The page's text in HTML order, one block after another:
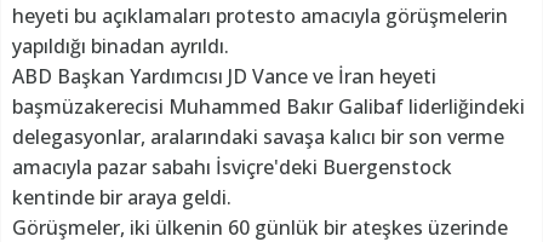
heyeti bu açıklamaları protesto amacıyla görüşmelerin
yapıldığı binadan ayrıldı.
ABD Başkan Yardımcısı JD Vance ve İran heyeti
başmüzakerecisi Muhammed Bakır Galibaf liderliğindeki
delegasyonlar, aralarındaki savaşa kalıcı bir son verme
amacıyla pazar sabahı İsviçre'deki Buergenstock
kentinde bir araya geldi.
Görüşmeler, iki ülkenin 60 günlük bir ateşkes üzerinde